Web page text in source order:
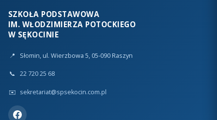
SZKOŁA PODSTAWOWA
IM. WŁODZIMIERZA POTOCKIEGO
W SĘKOCINIE
📍 Słomin, ul. Wierzbowa 5, 05-090 Raszyn
📞 22 720 25 68
✉️ sekretariat@spsekocin.com.pl